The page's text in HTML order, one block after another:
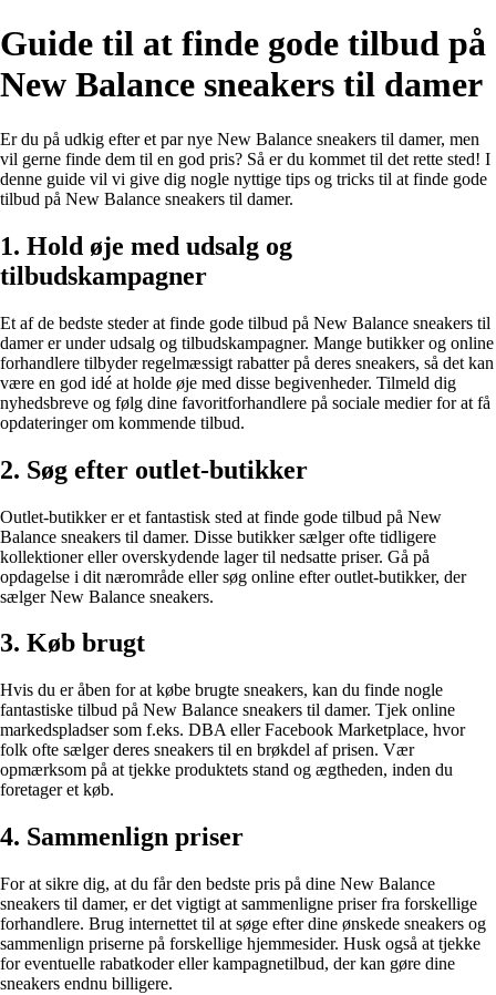
Guide til at finde gode tilbud på
New Balance sneakers til damer
Er du på udkig efter et par nye New Balance sneakers til damer, men
vil gerne finde dem til en god pris? Så er du kommet til det rette sted! I
denne guide vil vi give dig nogle nyttige tips og tricks til at finde gode
tilbud på New Balance sneakers til damer.
1. Hold øje med udsalg og
tilbudskampagner
Et af de bedste steder at finde gode tilbud på New Balance sneakers til
damer er under udsalg og tilbudskampagner. Mange butikker og online
forhandlere tilbyder regelmæssigt rabatter på deres sneakers, så det kan
være en god idé at holde øje med disse begivenheder. Tilmeld dig
nyhedsbreve og følg dine favoritforhandlere på sociale medier for at få
opdateringer om kommende tilbud.
2. Søg efter outlet-butikker
Outlet-butikker er et fantastisk sted at finde gode tilbud på New
Balance sneakers til damer. Disse butikker sælger ofte tidligere
kollektioner eller overskydende lager til nedsatte priser. Gå på
opdagelse i dit nærområde eller søg online efter outlet-butikker, der
sælger New Balance sneakers.
3. Køb brugt
Hvis du er åben for at købe brugte sneakers, kan du finde nogle
fantastiske tilbud på New Balance sneakers til damer. Tjek online
markedspladser som f.eks. DBA eller Facebook Marketplace, hvor
folk ofte sælger deres sneakers til en brøkdel af prisen. Vær
opmærksom på at tjekke produktets stand og ægtheden, inden du
foretager et køb.
4. Sammenlign priser
For at sikre dig, at du får den bedste pris på dine New Balance
sneakers til damer, er det vigtigt at sammenligne priser fra forskellige
forhandlere. Brug internettet til at søge efter dine ønskede sneakers og
sammenlign priserne på forskellige hjemmesider. Husk også at tjekke
for eventuelle rabatkoder eller kampagnetilbud, der kan gøre dine
sneakers endnu billigere.